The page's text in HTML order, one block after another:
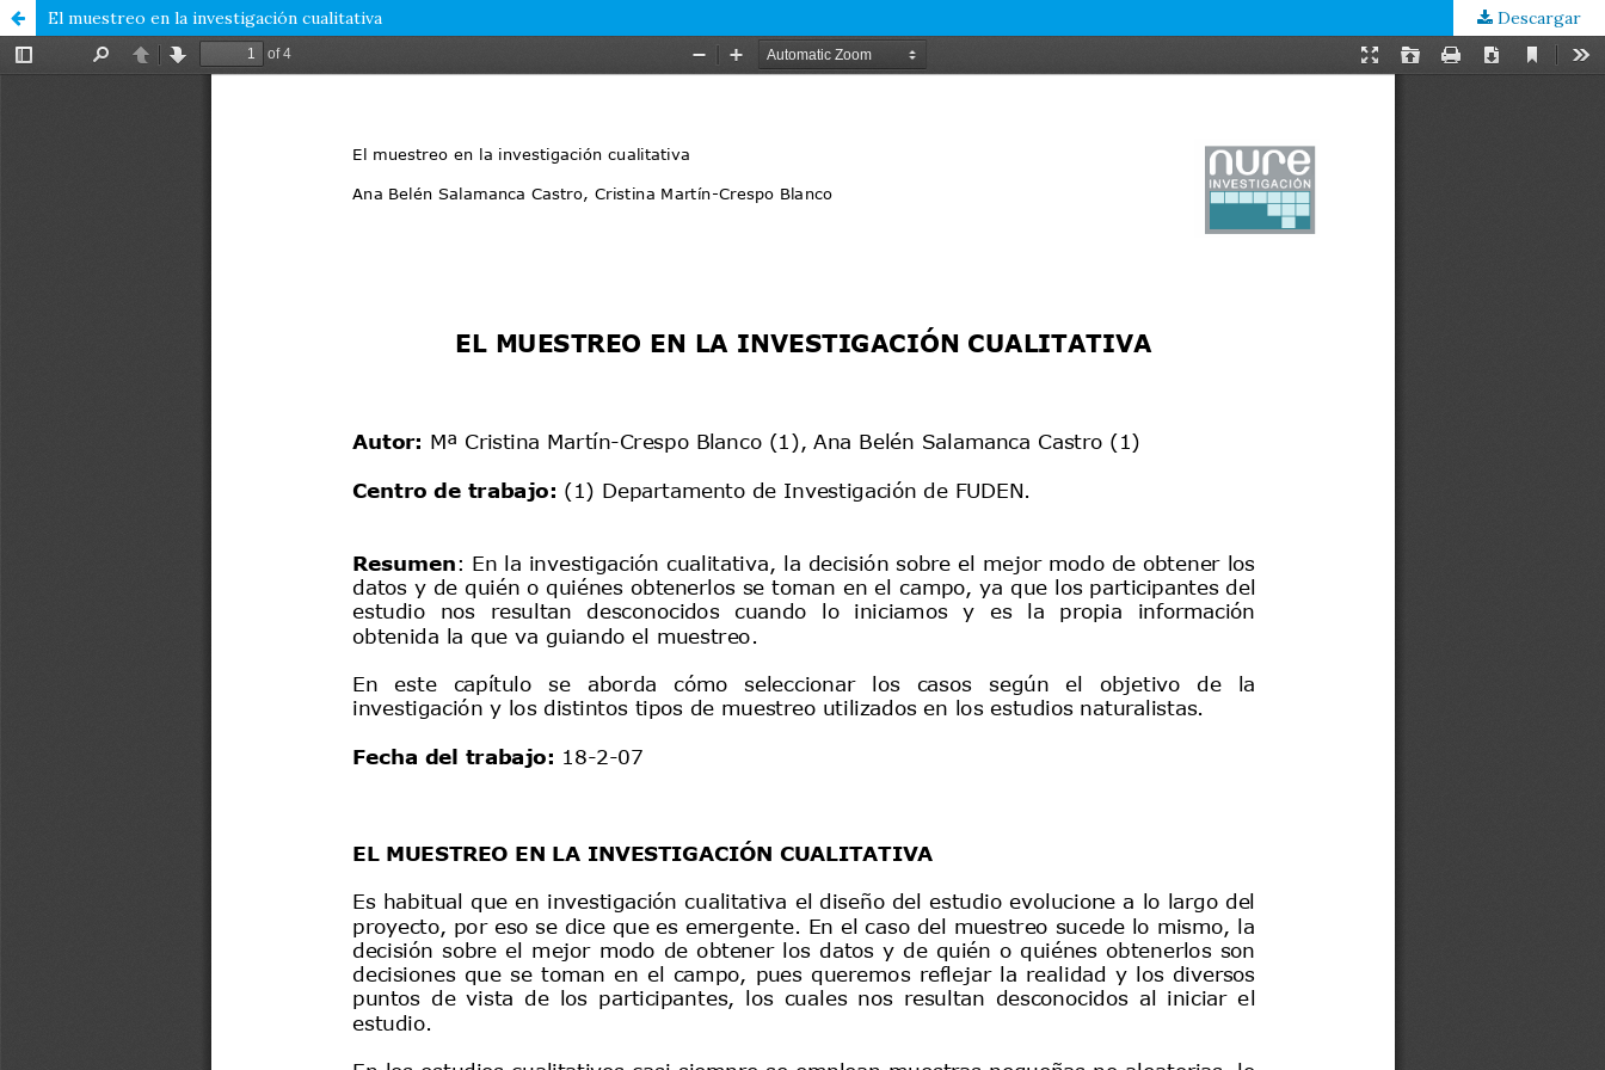
El muestreo en la investigación cualitativa Descargar